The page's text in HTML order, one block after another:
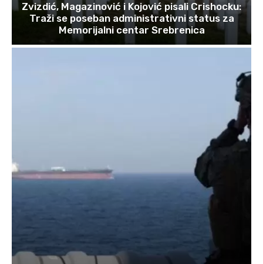
Zvizdić, Magazinović i Kojović pisali Crishocku:
Traži se poseban administrativni status za
Memorijalni centar Srebrenica